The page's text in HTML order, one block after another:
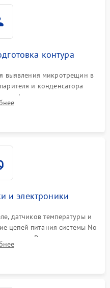
контура
выявления микротрещин в
и конденсатора
фильтра-осушителя и
для устранения засоров.
и электроники
датчиков температуры и
цепей питания системы No
Ремонт или замена
алгоритмов.